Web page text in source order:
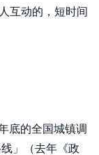
互动的，短时间
底的全国城镇调
」（去年《政